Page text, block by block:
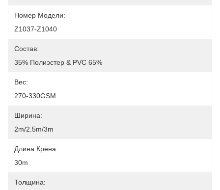
Номер Модели:
Z1037-Z1040
Состав:
35% Полиэстер & PVC 65%
Вес:
270-330GSM
Ширина:
2m/2.5m/3m
Длина Крена:
30m
Толщина: